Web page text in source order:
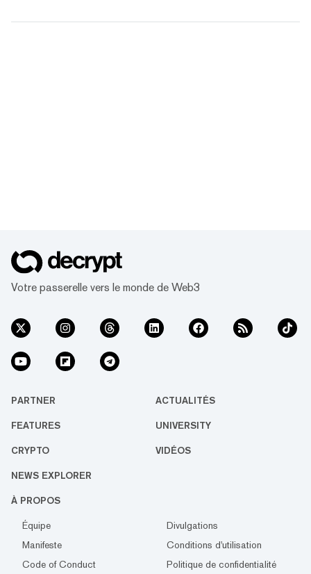
Votre passerelle vers le monde de Web3
PARTNER ACTUALITÉS
FEATURES UNIVERSITY
CRYPTO VIDÉOS
NEWS EXPLORER
À PROPOS
Équipe
Divulgations
Manifeste
Conditions d'utilisation
Code of Conduct
Politique de confidentialité